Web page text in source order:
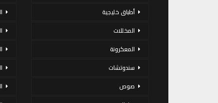
أطباق خليجية
المخللات
المعكرونة
سندوتشات
صوص